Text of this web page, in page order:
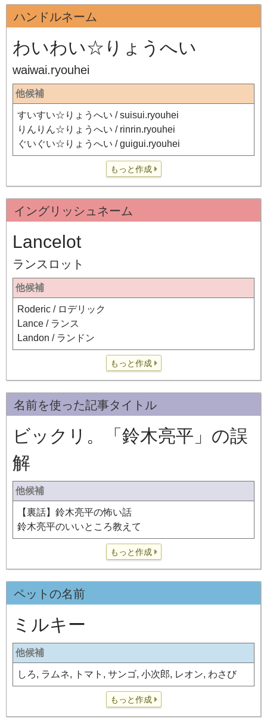
ハンドルネーム
わいわい☆りょうへい
waiwai.ryouhei
他候補
すいすい☆りょうへい / suisui.ryouhei
りんりん☆りょうへい / rinrin.ryouhei
ぐいぐい☆りょうへい / guigui.ryouhei
もっと作成
イングリッシュネーム
Lancelot
ランスロット
他候補
Roderic / ロデリック
Lance / ランス
Landon / ランドン
もっと作成
名前を使った記事タイトル
ビックリ。「鈴木亮平」の誤
解
他候補
【裏話】鈴木亮平の怖い話
鈴木亮平のいいところ教えて
もっと作成
ペットの名前
ミルキー
他候補
しろ, ラムネ, トマト, サンゴ, 小次郎, レオン, わさび
もっと作成